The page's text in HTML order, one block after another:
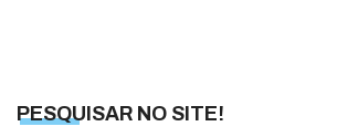
PESQUISAR NO SITE!